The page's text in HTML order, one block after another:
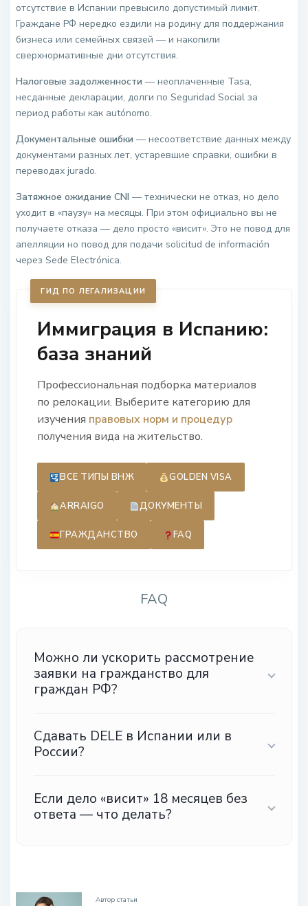
отсутствие в Испании превысило допустимый лимит.
Граждане РФ нередко ездили на родину для поддержания
бизнеса или семейных связей — и накопили
сверхнормативные дни отсутствия.
Налоговые задолженности — неоплаченные Tasa,
несданные декларации, долги по Seguridad Social за
период работы как autónomo.
Документальные ошибки — несоответствие данных между
документами разных лет, устаревшие справки, ошибки в
переводах jurado.
Затяжное ожидание CNI — технически не отказ, но дело
уходит в «паузу» на месяцы. При этом официально вы не
получаете отказа — дело просто «висит». Это не повод для
апелляции но повод для подачи solicitud de información
через Sede Electrónica.
ГИД ПО ЛЕГАЛИЗАЦИИ
Иммиграция в Испанию:
база знаний
Профессиональная подборка материалов
по релокации. Выберите категорию для
изучения правовых норм и процедур
получения вида на жительство.
ВСЕ ТИПЫ ВНЖ GOLDEN VISA
ARRAIGO ДОКУМЕНТЫ
ГРАЖДАНСТВО FAQ
FAQ
Можно ли ускорить рассмотрение
заявки на гражданство для
граждан РФ?
Сдавать DELE в Испании или в
России?
Если дело «висит» 18 месяцев без
ответа — что делать?
Автор статьи